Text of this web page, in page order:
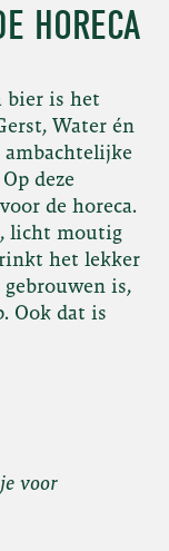
HORECA
bier is het
Water én
ambachtelijke
deze
de horeca.
licht moutig
het lekker
is,
Ook dat is
voor